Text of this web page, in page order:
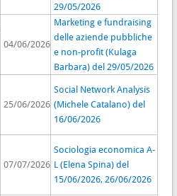
29/05/2026
04/06/2026
Marketing e fundraising
delle aziende pubbliche
e non-profit (Kulaga
Barbara) del 29/05/2026
25/06/2026
Social Network Analysis
(Michele Catalano) del
16/06/2026
07/07/2026
Sociologia economica A-
L (Elena Spina) del
15/06/2026, 26/06/2026